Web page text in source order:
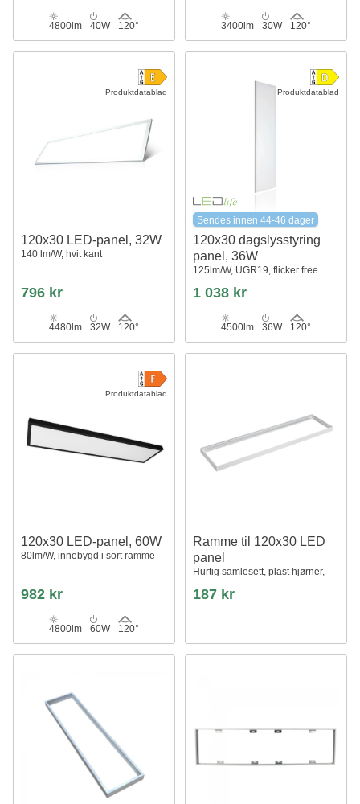
4800lm 40W 120° 3400lm 30W 120°
Produktdatablad
120x30 LED-panel, 32W
140 lm/W, hvit kant
796 kr
4480lm 32W 120°
Produktdatablad
Sendes innen 44-46 dager
120x30 dagslysstyring
panel, 36W
125lm/W, UGR19, flicker free
1 038 kr
4500lm 36W 120°
Produktdatablad
120x30 LED-panel, 60W
80lm/W, innebygd i sort ramme
982 kr
4800lm 60W 120°
Ramme til 120x30 LED
panel
Hurtig samlesett, plast hjørner,
hvit kant
187 kr